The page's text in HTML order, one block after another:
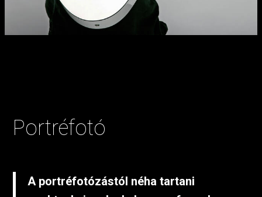
Portréfotó
A portréfotózástól néha tartani